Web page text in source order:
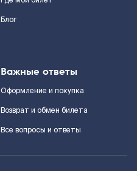
Блог
Важные ответы
Оформление и покупка
Возврат и обмен билета
Все вопросы и ответы